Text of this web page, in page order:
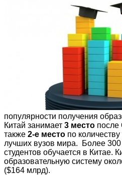
популярности получения
Китай занимает 3 место
также 2-е место по
лучших вузов мира. Более
студентов обучается в Китае.
образовательную систему
($164 млрд).